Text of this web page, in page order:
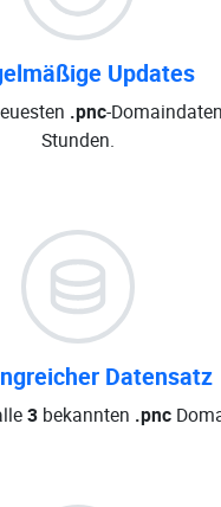
Updates
.pnc-
Stunden.
Datensatz
3bekannten .pnc